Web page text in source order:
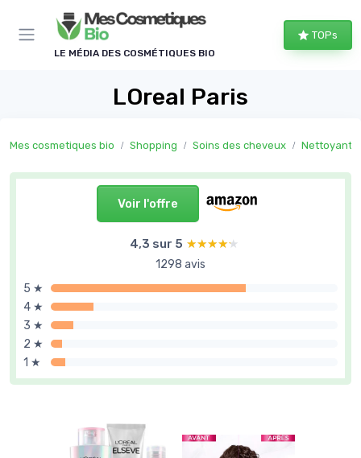
LE MÉDIA DES COSMÉTIQUES BIO
TOPs
LOreal Paris
Mes cosmetiques bio Shopping Soins des cheveux Nettoyants
Voir l'offre
4,3 sur 5 ★★★★★
★★★★★
1298 avis
5 ★
4 ★
3 ★
2 ★
1 ★
Panneau de gestion des cookies